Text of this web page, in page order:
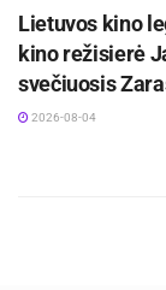
Lietuvos kino
kino režisierė
svečiuosis
2026-08-04